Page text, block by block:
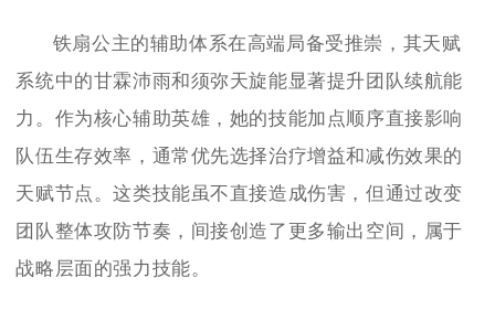
铁扇公主的辅助体系在高端局备受推崇，其天赋
系统中的甘霖沛雨和须弥天旋能显著提升团队续航能
力。作为核心辅助英雄，她的技能加点顺序直接影响
队伍生存效率，通常优先选择治疗增益和减伤效果的
天赋节点。这类技能虽不直接造成伤害，但通过改变
团队整体攻防节奏，间接创造了更多输出空间，属于
战略层面的强力技能。